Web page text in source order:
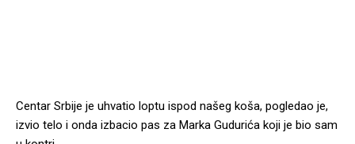
Centar Srbije je uhvatio loptu ispod našeg koša, pogledao je,
izvio telo i onda izbacio pas za Marka Gudurića koji je bio sam